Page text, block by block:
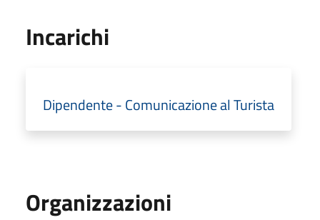
Incarichi
Dipendente - Comunicazione al Turista
Organizzazioni